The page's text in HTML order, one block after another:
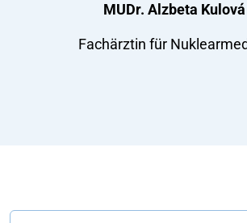
MUDr. Alzbeta Kulová
Fachärztin für